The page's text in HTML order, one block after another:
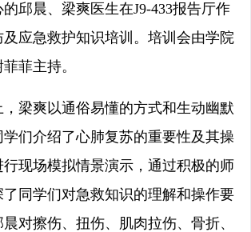
邱晨、梁爽医生在J9-433报告厅作
应急救护知识培训。培训会由学院
菲主持。
，梁爽以通俗易懂的方式和生动幽默
学们介绍了心肺复苏的重要性及其操
现场模拟情景演示，通过积极的师
同学们对急救知识的理解和操作要
对擦伤、扭伤、肌肉拉伤、骨折、